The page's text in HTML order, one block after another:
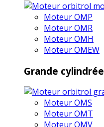
Moteur OMP
Moteur OMR
Moteur OMH
Moteur OMEW
Grande cylindrée
Moteur OMS
Moteur OMT
Moteur OMV